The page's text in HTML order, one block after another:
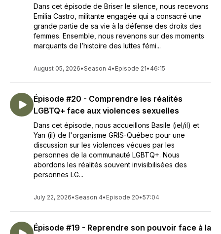
Dans cet épisode de Briser le silence, nous recevons
Emilia Castro, militante engagée qui a consacré une
grande partie de sa vie à la défense des droits des
femmes. Ensemble, nous revenons sur des moments
marquants de l’histoire des luttes fémi...
August 05, 2026•Season 4• Episode 21• 46:15
Épisode #20 - Comprendre les réalités
LGBTQ+ face aux violences sexuelles
Dans cet épisode, nous accueillons Basile (iel/il) et
Yan (il) de l'organisme GRIS-Québec pour une
discussion sur les violences vécues par les
personnes de la communauté LGBTQ+. Nous
abordons les réalités souvent invisibilisées des
personnes LG...
July 22, 2026•Season 4• Episode 20•57:04
Épisode #19 - Reprendre son pouvoir face à la